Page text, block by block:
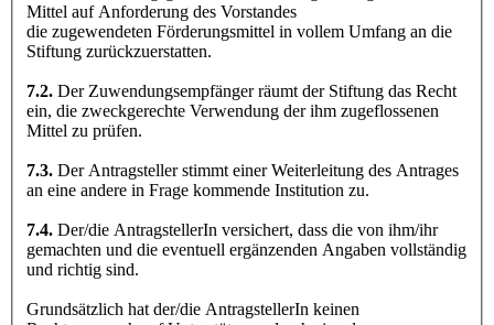
Mittel auf Anforderung des Vorstandes
die zugewendeten Förderungsmittel in vollem Umfang an die
Stiftung zurückzuerstatten.
7.2. Der Zuwendungsempfänger räumt der Stiftung das Recht
ein, die zweckgerechte Verwendung der ihm zugeflossenen
Mittel zu prüfen.
7.3. Der Antragsteller stimmt einer Weiterleitung des Antrages
an eine andere in Frage kommende Institution zu.
7.4. Der/die AntragstellerIn versichert, dass die von ihm/ihr
gemachten und die eventuell ergänzenden Angaben vollständig
und richtig sind.
Grundsätzlich hat der/die AntragstellerIn keinen